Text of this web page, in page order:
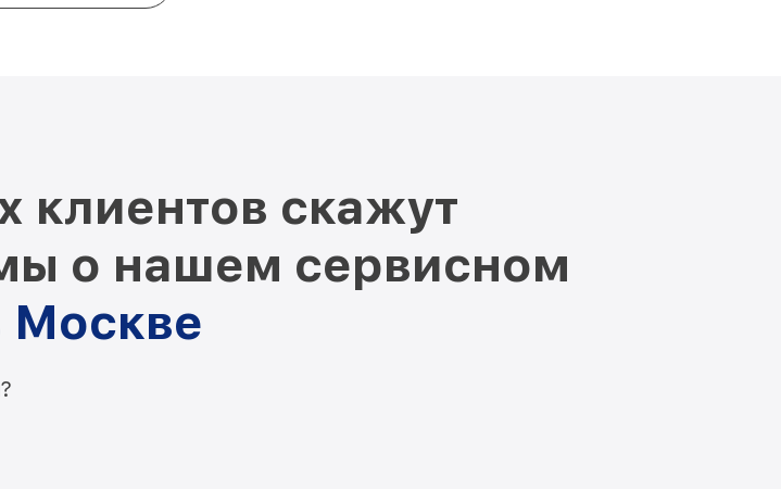
клиентов скажут
о нашем сервисном
Москве